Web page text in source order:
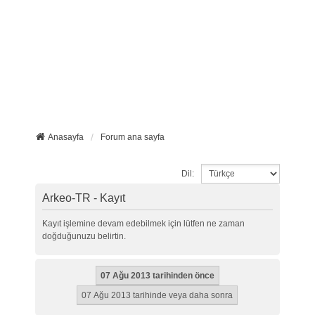
Anasayfa Forum ana sayfa
Dil:
Arkeo-TR - Kayıt
Kayıt işlemine devam edebilmek için lütfen ne zaman
doğduğunuzu belirtin.